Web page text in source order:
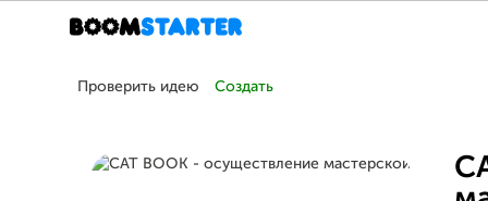
Проверить идею Создать